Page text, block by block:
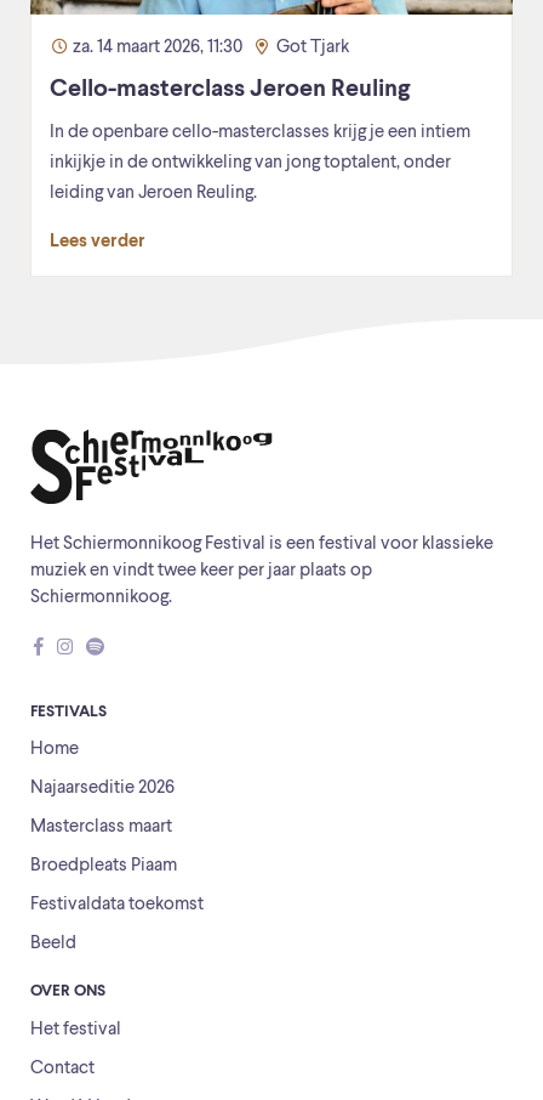
za. 14 maart 2026, 11:30 Got Tjark
Cello-masterclass Jeroen Reuling
In de openbare cello-masterclasses krijg je een intiem
inkijkje in de ontwikkeling van jong toptalent, onder
leiding van Jeroen Reuling.
Lees verder
Het Schiermonnikoog Festival is een festival voor klassieke
muziek en vindt twee keer per jaar plaats op
Schiermonnikoog.
FESTIVALS
Home
Najaarseditie 2026
Masterclass maart
Broedpleats Piaam
Festivaldata toekomst
Beeld
OVER ONS
Het festival
Contact